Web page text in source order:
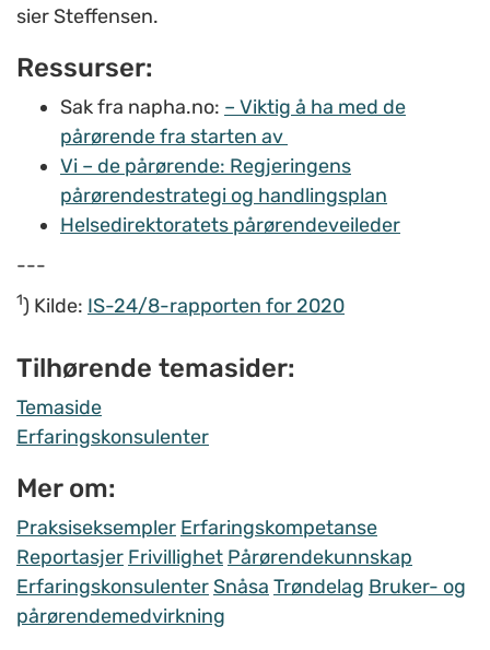
sier Steffensen.
Ressurser:
Sak fra napha.no: – Viktig å ha med de
pårørende fra starten av
Vi – de pårørende: Regjeringens
pårørendestrategi og handlingsplan
Helsedirektoratets pårørendeveileder
---
1) Kilde: IS-24/8-rapporten for 2020
Tilhørende temasider:
Temaside
Erfaringskonsulenter
Mer om:
Praksiseksempler Erfaringskompetanse
Reportasjer Frivillighet Pårørendekunnskap
Erfaringskonsulenter Snåsa Trøndelag Bruker- og
pårørendemedvirkning